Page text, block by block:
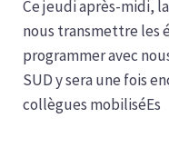
Ce jeudi après-midi,
nous transmettre les
programmer avec
SUD y sera une fois
collègues mobiliséEs